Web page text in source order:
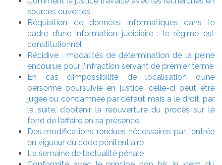
sources ouvertes
Réquisition de données informatiques dans le
cadre d’une information judiciaire : le régime est
constitutionnel
Récidive : modalités de détermination de la peine
encourue pour l’infraction servant de premier terme
En cas d’impossibilité de localisation d’une
personne poursuivie en justice, celle-ci peut être
jugée ou condamnée par défaut mais a le droit, par
la suite, d’obtenir la réouverture du procès sur le
fond de l’affaire en sa présence
Des modifications rendues nécessaires par l'entrée
en vigueur du code pénitentiaire
La semaine de l’actualité pénale